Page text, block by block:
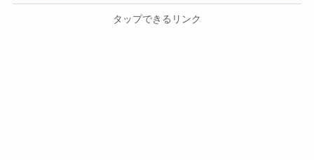
タップできるリンク